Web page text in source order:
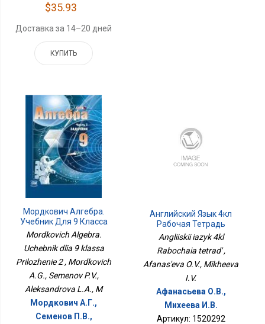
$35.93
Доставка за 14–20 дней
КУПИТЬ
Мордкович Алгебра.
Учебник Для 9 Класса
Приложение 2
Mordkovich Algebra.
Uchebnik dlia 9 klassa
Prilozhenie 2 , Mordkovich
A.G., Semenov P.V.,
Aleksandrova L.A., M
Мордкович А.Г.,
Семенов П.В.,
Английский Язык 4кл
Рабочая Тетрадь
Angliiskii iazyk 4kl
Rabochaia tetrad' ,
Afanas'eva O.V., Mikheeva
I.V.
Афанасьева О.В.,
Михеева И.В.
Артикул: 1520292